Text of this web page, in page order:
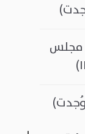
مجلس